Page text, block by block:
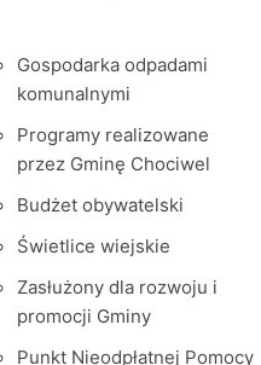
Gospodarka odpadami
komunalnymi
Programy realizowane
przez Gminę Chociwel
Budżet obywatelski
Świetlice wiejskie
Zasłużony dla rozwoju i
promocji Gminy
Punkt Nieodpłatnej Pomocy